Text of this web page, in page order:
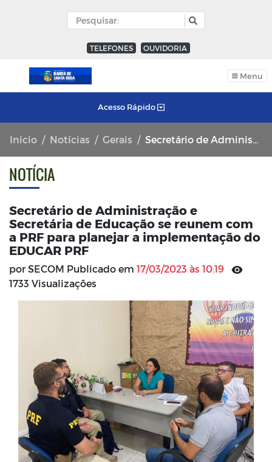
TELEFONES OUVIDORIA
Menu
Acesso Rápido
Início Notícias Gerais Secretário de Administração e Secretária de Educação se reunem com a PRF para planejar a implementação do EDUCAR PRF
NOTÍCIA
Secretário de Administração e
Secretária de Educação se reunem com
a PRF para planejar a implementação do
EDUCAR PRF
por SECOM Publicado em 17/03/2023 às 10:19
1733 Visualizações